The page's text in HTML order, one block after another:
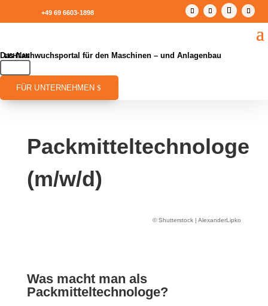
+49 69 6603-1898
Das Nachwuchsportal für den Maschinen – und Anlagenbau
FÜR UNTERNEHMEN
Packmitteltechnologe
(m/w/d)
© Shutterstock | AlexanderLipko
Was macht man als
Packmitteltechnologe?